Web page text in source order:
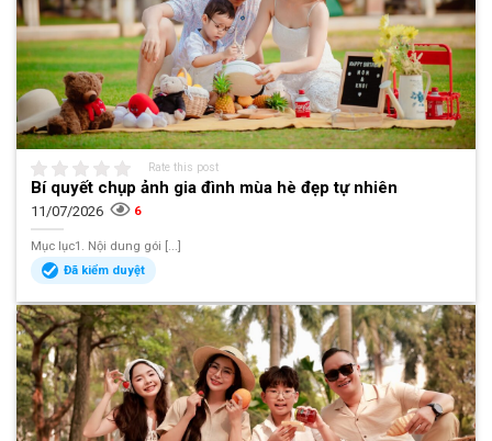
Rate this post
Bí quyết chụp ảnh gia đình mùa hè đẹp tự nhiên
11/07/2026 6
Mục lục1. Nội dung gói [...]
Đã kiểm duyệt